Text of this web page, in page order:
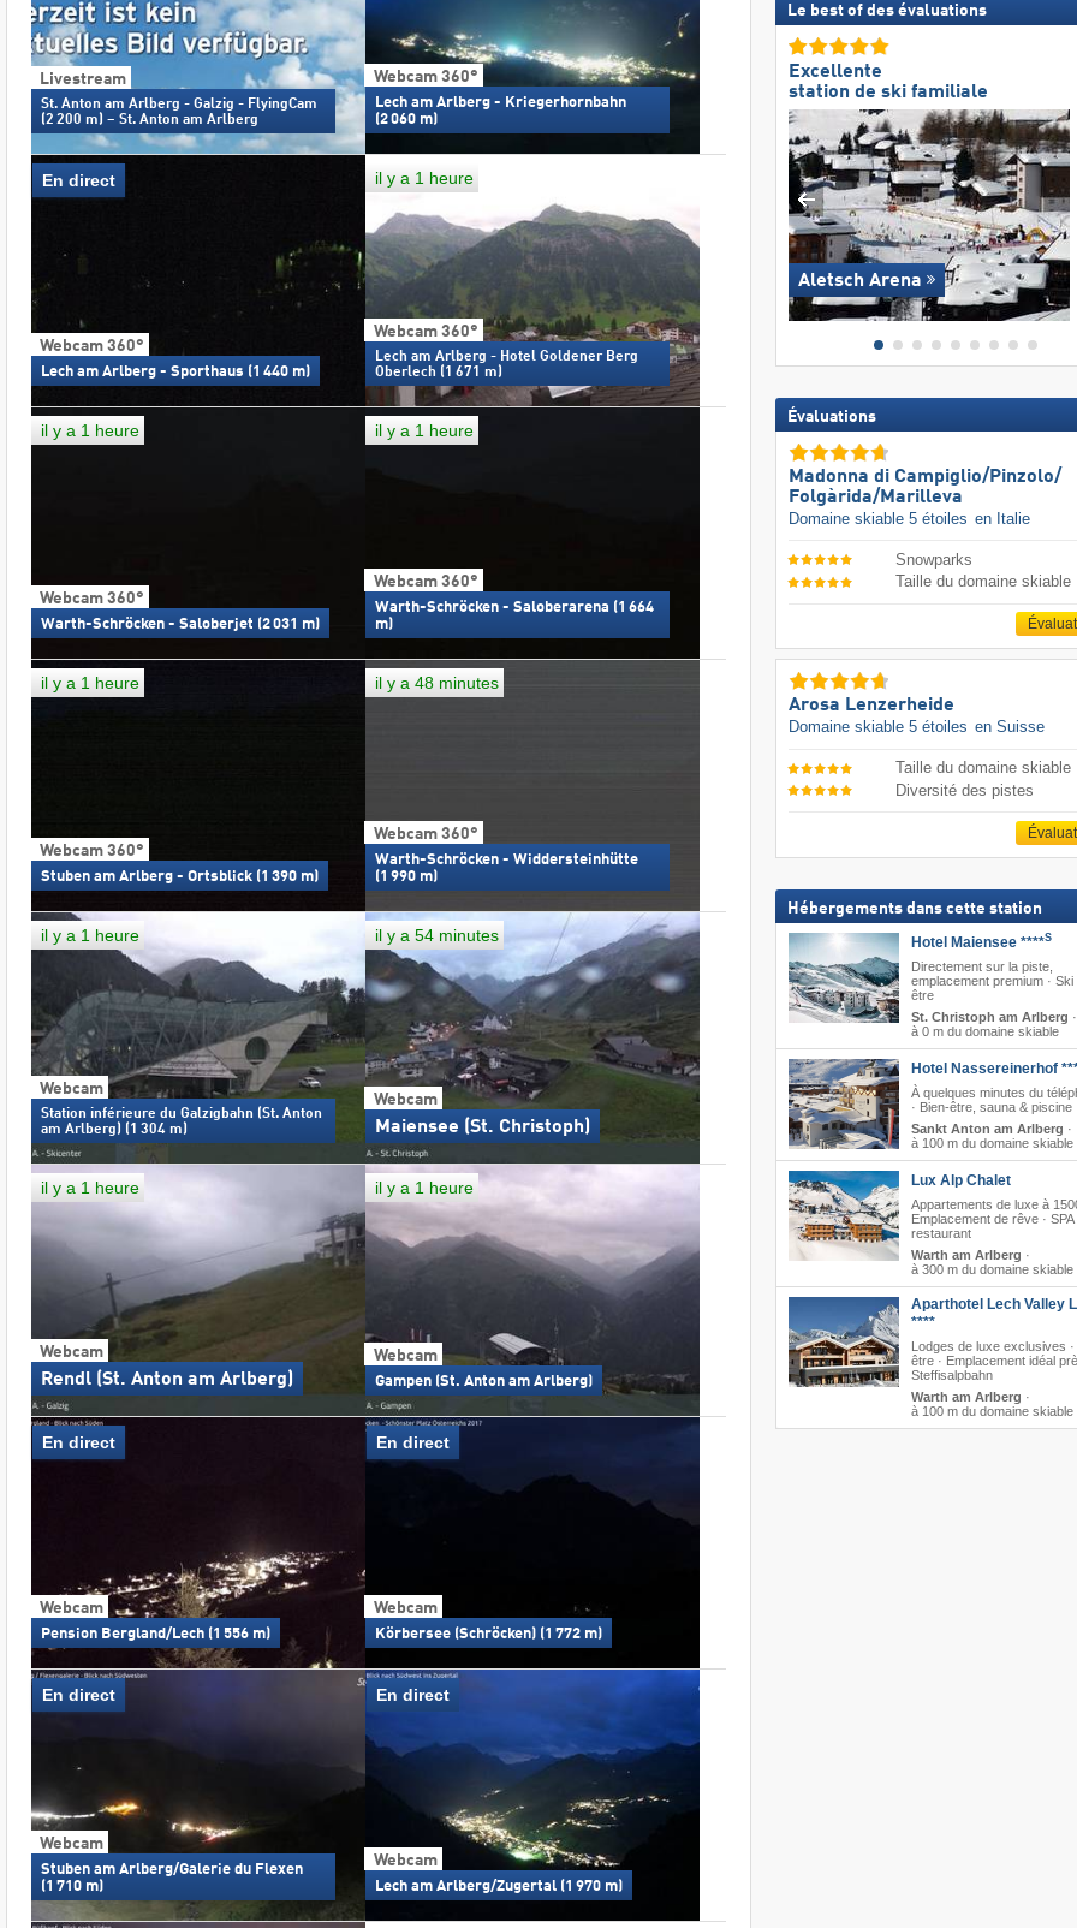
Livestream
St. Anton am Arlberg - Galzig - FlyingCam
(2 200 m) – St. Anton am Arlberg
Webcam 360°
Lech am Arlberg - Kriegerhornbahn
(2 060 m)
Webcam 360°
Lech am Arlberg - Sporthaus (1 440 m)
En direct
Webcam 360°
Lech am Arlberg - Hotel Goldener Berg
Oberlech (1 671 m)
il y a 1 heure
Webcam 360°
Warth-Schröcken - Saloberjet (2 031 m)
il y a 1 heure
Webcam 360°
Warth-Schröcken - Saloberarena (1 664
m)
il y a 1 heure
Webcam 360°
Stuben am Arlberg - Ortsblick (1 390 m)
il y a 1 heure
Webcam 360°
Warth-Schröcken - Widdersteinhütte
(1 990 m)
il y a 48 minutes
Webcam
Station inférieure du Galzigbahn (St. Anton
am Arlberg) (1 304 m)
il y a 1 heure
Webcam
Maiensee (St. Christoph)
il y a 54 minutes
Webcam
Rendl (St. Anton am Arlberg)
il y a 1 heure
Webcam
Gampen (St. Anton am Arlberg)
il y a 1 heure
Webcam
Pension Bergland/Lech (1 556 m)
En direct
Webcam
Körbersee (Schröcken) (1 772 m)
En direct
Webcam
Stuben am Arlberg/Galerie du Flexen
(1 710 m)
En direct
Webcam
Lech am Arlberg/Zugertal (1 970 m)
En direct
Le best of des évaluations
Excellente
station de ski familiale
Aletsch Arena
Évaluations
Madonna di Campiglio/​Pinzolo/​
Folgàrida/​Marilleva
Domaine skiable 5 étoiles en Italie
Snowparks
Taille du domaine skiable
Arosa Lenzerheide
Domaine skiable 5 étoiles en Suisse
Taille du domaine skiable
Diversité des pistes
Hébergements dans cette station
Hotel Maiensee ****S
Directement sur la piste,
emplacement premium · Ski
être
St. Christoph am Arlberg ·
à 0 m du domaine skiable
Hotel Nassereinerhof
À quelques minutes du
· Bien-être, sauna & piscine
Sankt Anton am Arlberg ·
à 100 m du domaine skiable
Lux Alp Chalet
Appartements de luxe à
Emplacement de rêve · SPA
restaurant
Warth am Arlberg ·
à 300 m du domaine skiable
Aparthotel Lech Valley
****
Lodges de luxe exclusives ·
être · Emplacement idéal
Steffisalpbahn
Warth am Arlberg ·
à 100 m du domaine skiable